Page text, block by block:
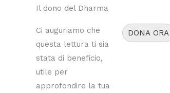
Il dono del Dharma
Ci auguriamo che
questa lettura ti sia
stata di beneficio,
utile per
approfondire la tua
DONA ORA